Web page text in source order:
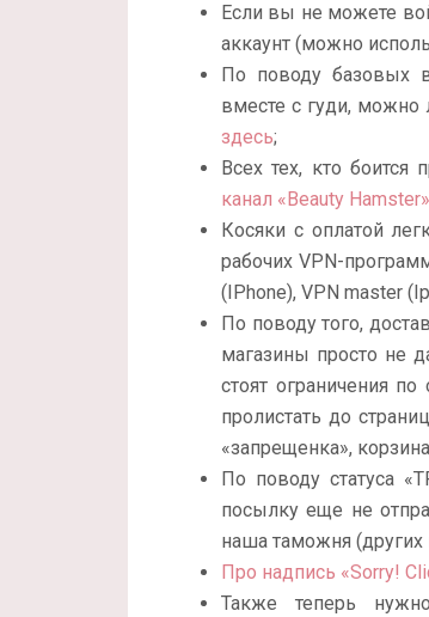
Если вы не можете
аккаунт (можно
По поводу базовых
вместе с гуди,
здесь;
Всех тех, кто
канал «Beauty Hamster»
Косяки с оплатой
рабочих VPN-
(IPhone), VPN master
По поводу того,
магазины просто не
стоят ограничения
пролистать до
«запрещенка»,
По поводу статуса
посылку еще не
наша таможня
Про надпись «Sorry!
Также теперь